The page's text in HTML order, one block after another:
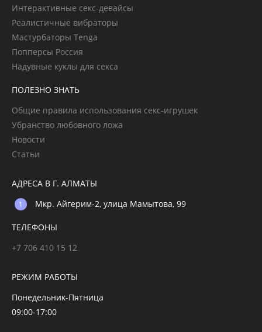
Интерактивные секс-девайсы
Реалистичные вибраторы
Мастурбаторы Tenga
Попперсы Россия
Надувные куклы для секса
ПОЛЕЗНО ЗНАТЬ
Общие правила использования секс-игрушек
Убранство любовного ложа
Новости
Статьи
АДРЕСА В Г. АЛМАТЫ
Мкр. Айгерим-2, улица Мамытова, 99
ТЕЛЕФОНЫ
+7 706 410 15 12
РЕЖИМ РАБОТЫ
Понедельник-Пятница
09:00-17:00